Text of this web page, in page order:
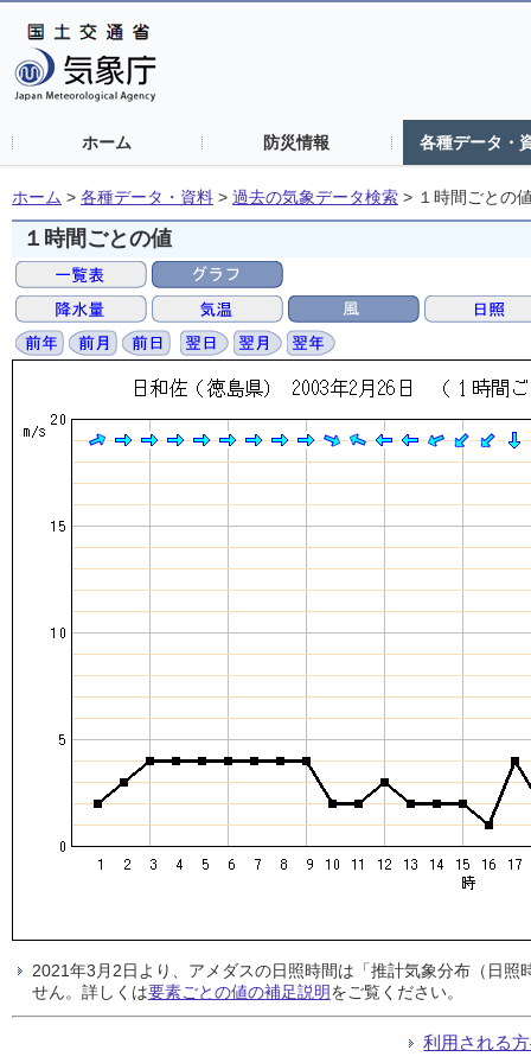
ホーム 防災情報 各種データ・
ホーム > 各種データ・資料 > 過去の気象データ検索 > １時間ごとの
１時間ごとの値
2021年3月2日より、アメダスの日照時間は「推計気象分布（日
せん。詳しくは要素ごとの値の補足説明をご覧ください。
利用される